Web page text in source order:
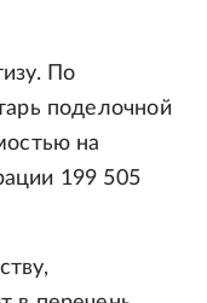
По
поделочной
на
199 505